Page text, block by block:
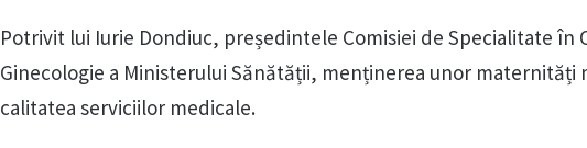
Potrivit lui Iurie Dondiuc, președintele Comisiei de Specialitate în
Ginecologie a Ministerului Sănătății, menținerea unor maternități
calitatea serviciilor medicale.